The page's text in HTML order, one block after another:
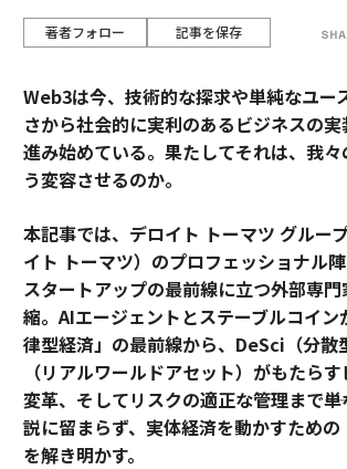
著者フォロー 記事を保存
Web3は今、技術的な探求や単純なユー
さから社会的に実利のあるビジネスの実
進み始めている。果たしてそれは、我
う変容させるのか。
本記事では、デロイト トーマツ グルー
イト トーマツ）のプロフェッショナル
スタートアップの最前線に立つ外部専
縮。AIエージェントとステーブルコイン
律型経済」の最前線から、DeSci（分散
（リアルワールドアセット）がもたら
変革、そしてリスクの適正な管理まで――
説に留まらず、実体経済を動かすための
を解き明かす。